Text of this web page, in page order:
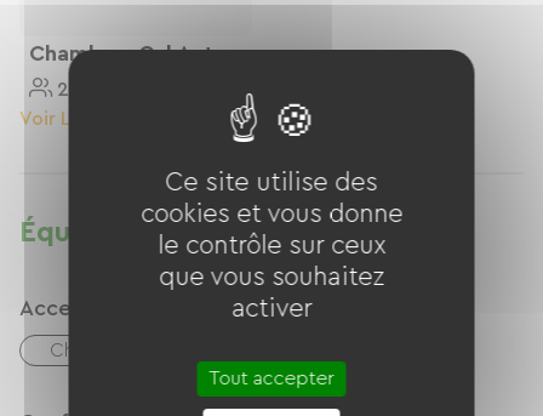
Chambres Cal Anton
2 Personnes
Voir Le Logement
Équipements
Accessibilité
Chambre PMR
Ce site utilise des
cookies et vous donne
le contrôle sur ceux
que vous souhaitez
activer
Tout accepter